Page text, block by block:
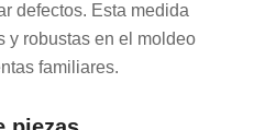
defectos. Esta medida
y robustas en el moldeo
familiares.